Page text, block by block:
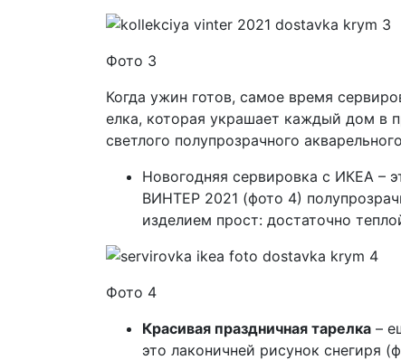
Фото 3
Когда ужин готов, самое время
елка, которая украшает каждый дом в
светлого полупрозрачного
Новогодняя сервировка с ИКЕА –
ВИНТЕР 2021 (фото 4)
изделием прост: достаточно
Фото 4
Красивая праздничная тарелка –
это лаконичней рисунок снегиря